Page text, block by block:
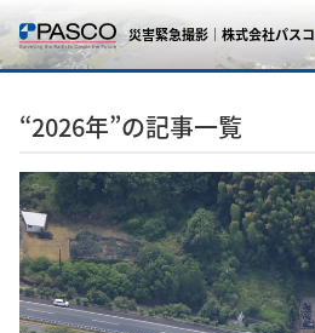
災害緊急撮影｜株式会社パスコ
“2026年”の記事一覧